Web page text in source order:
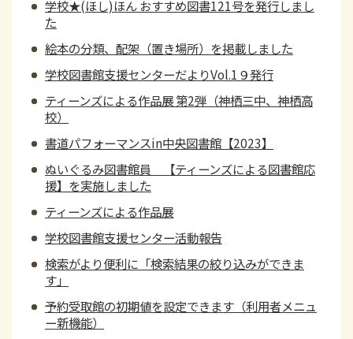
学校★(ほし)ほん おすすめ図書121号を発行しまし
た
絵本の分類、配架（置き場所）を掲載しました
学校図書館支援センターだよりVol.1９発行
ティーンズによる作品展 第2弾（神栖三中、神栖高
校）
書道パフォーマンスin中央図書館【2023】
ぬいぐるみ図書館員 【ティーンズによる図書館応
援】を実施しました
ティーンズによる作品展
学校図書館支援センター活動報告
検索がより便利に「検索結果の絞り込みができま
す」
予約受取館の初期値を設定できます（利用者メニュ
ー新機能）